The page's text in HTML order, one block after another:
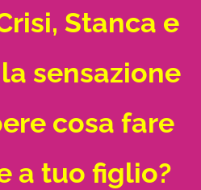
Stanca e
sensazione
cosa fare
a tuo figlio?